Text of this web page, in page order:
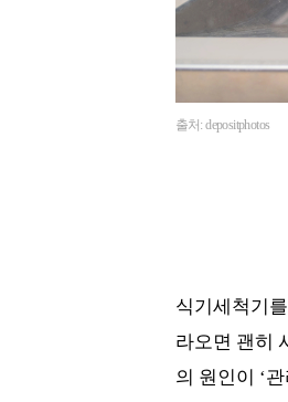
출처: depositphotos
식기세척기
라오면 괜히
의 원인이 ‘